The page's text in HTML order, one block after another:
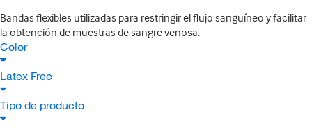
Bandas flexibles utilizadas para restringir el flujo sanguíneo y facilitar
la obtención de muestras de sangre venosa.
Color
Latex Free
Tipo de producto